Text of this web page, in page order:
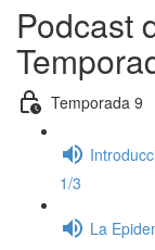
Podcast
Temporada 9
1/3
La